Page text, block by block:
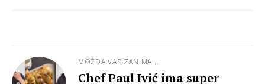
MOŽDA VAS ZANIMA...
Chef Paul Ivić ima super